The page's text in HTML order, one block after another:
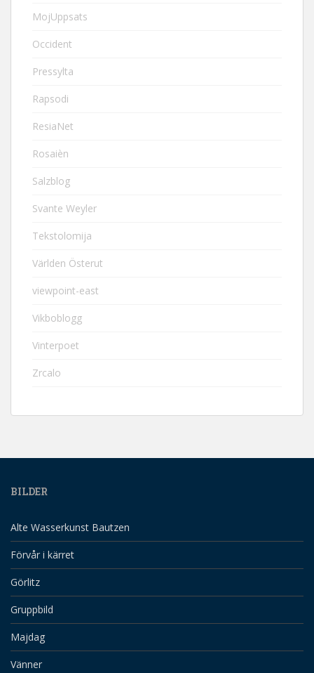
MojUppsats
Occident
Pressylta
Rapsodi
ResiaNet
Rosaièn
Salzblog
Svante Weyler
Tekstolomija
Världen Österut
viewpoint-east
Vikboblogg
Vinterpoet
Zrcalo
BILDER
Alte Wasserkunst Bautzen
Förvår i kärret
Görlitz
Gruppbild
Majdag
Vänner